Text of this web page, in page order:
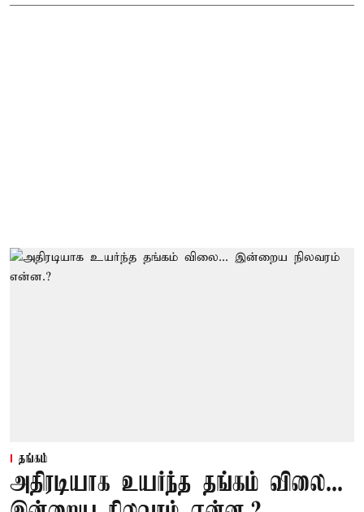
தங்கம்
அதிரடியாக உயர்ந்த தங்கம் விலை...